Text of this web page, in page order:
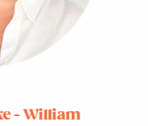
- William